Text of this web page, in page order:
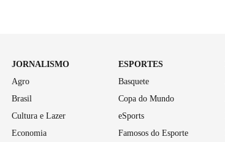
JORNALISMO
Agro
Brasil
Cultura e Lazer
Economia
ESPORTES
Basquete
Copa do Mundo
eSports
Famosos do Esporte